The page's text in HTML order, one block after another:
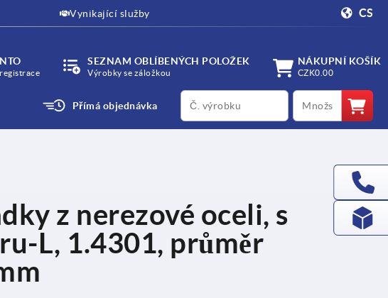
Vynikající služby CS
SEZNAM OBLÍBENÝCH POLOŽEK
Výrobky se záložkou
NÁKUPNÍ KOŠÍK
CZK0.00
Přímá objednávka
productCode qty
z nerezové oceli, s
L, 1.4301, průměr